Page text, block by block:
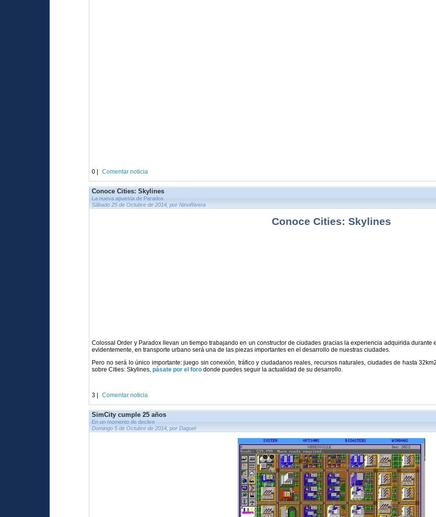
0 | Comentar noticia
Conoce Cities: Skylines
La nueva apuesta de Paradox
Sábado 25 de Octubre de 2014, por NinoRivera
Conoce Cities: Skylines
Colossal Order y Paradox llevan un tiempo trabajando en un constructor de ciudades gracias la experiencia adquirida
evidentemente, en transporte urbano será una de las piezas importantes en el desarrollo de nuestras ciudades.
Pero no será lo único importante: juego sin conexión, tráfico y ciudadanos reales, recursos naturales, ciudades de hasta
sobre Cities: Skylines, pásate por el foro donde puedes seguir la actualidad de su desarrollo.
3 | Comentar noticia
SimCity cumple 25 años
En un momento de declive
Domingo 5 de Octubre de 2014, por Daguel